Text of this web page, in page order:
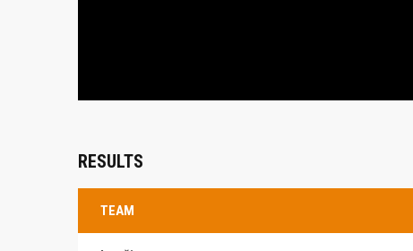
RESULTS
TEAM